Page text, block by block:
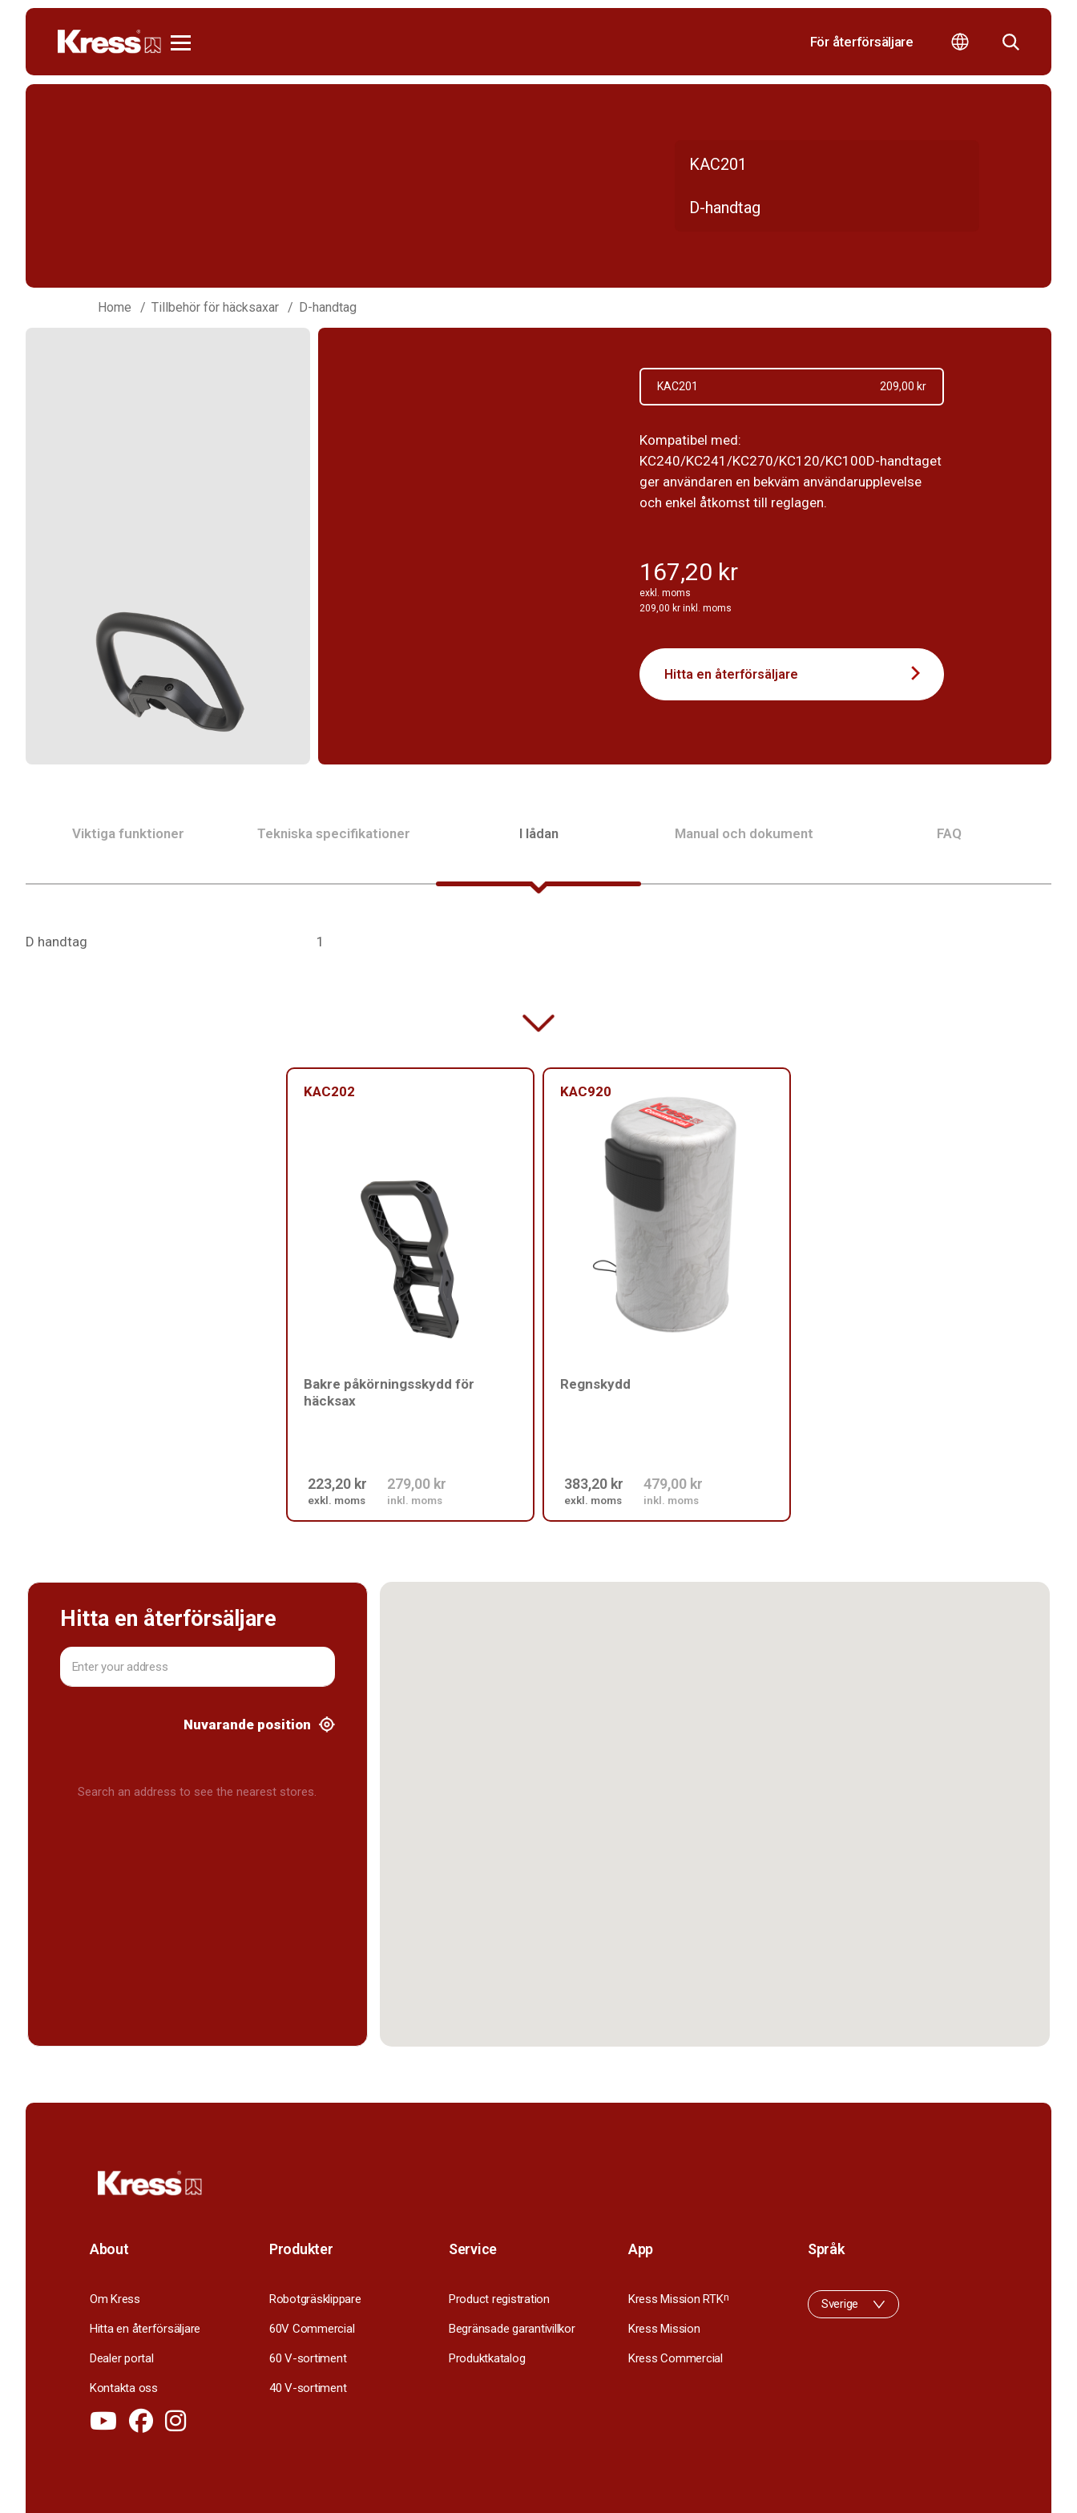
För återförsäljare
KAC201
D-handtag
Home Tillbehör för häcksaxar D-handtag
KAC201 209,00 kr
Kompatibel med:
KC240/KC241/KC270/KC120/KC100D-handtaget
ger användaren en bekväm användarupplevelse
och enkel åtkomst till reglagen.
167,20 kr
exkl. moms
209,00 kr inkl. moms
Hitta en återförsäljare
Viktiga funktioner Tekniska specifikationer I lådan Manual och dokument FAQ
D handtag 1
KAC202
Bakre påkörningsskydd för
häcksax
223,20 kr
exkl. moms
279,00 kr
inkl. moms
KAC920
Regnskydd
383,20 kr
exkl. moms
479,00 kr
inkl. moms
Hitta en återförsäljare
Nuvarande position
Search an address to see the nearest stores.
About
Om Kress
Hitta en återförsäljare
Dealer portal
Kontakta oss
Produkter
Robotgräsklippare
60V Commercial
60 V-sortiment
40 V-sortiment
Service
Product registration
Begränsade garantivillkor
Produktkatalog
App
Kress Mission RTKn
Kress Mission
Kress Commercial
Språk
Sverige